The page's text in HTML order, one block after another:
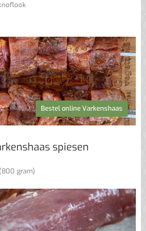
Bestel online Varkenshaas
spiesen
(800 gram)